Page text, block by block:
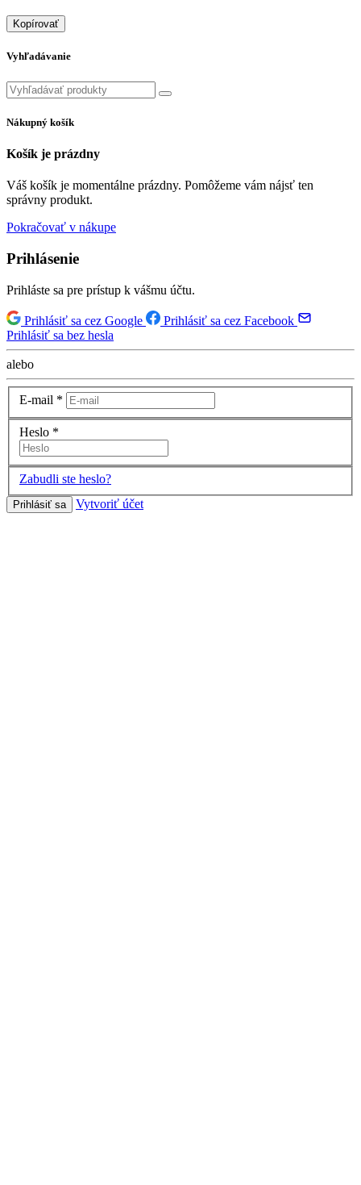
Kopírovať
Vyhľadávanie
Nákupný košík
Košík je prázdny
Váš košík je momentálne prázdny. Pomôžeme vám nájsť ten
správny produkt.
Pokračovať v nákupe
Prihlásenie
Prihláste sa pre prístup k vášmu účtu.
Prihlásiť sa cez Google
Prihlásiť sa cez Facebook
Prihlásiť sa bez hesla
alebo
E-mail *
Heslo *
Zabudli ste heslo?
Prihlásiť sa Vytvoriť účet